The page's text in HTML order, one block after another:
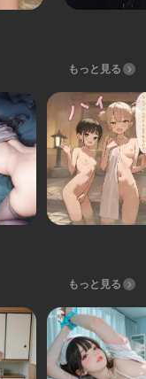
もっと見る
もっと見る